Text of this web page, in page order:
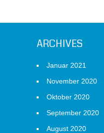
ARCHIVES
Januar 2021
November 2020
Oktober 2020
September 2020
August 2020